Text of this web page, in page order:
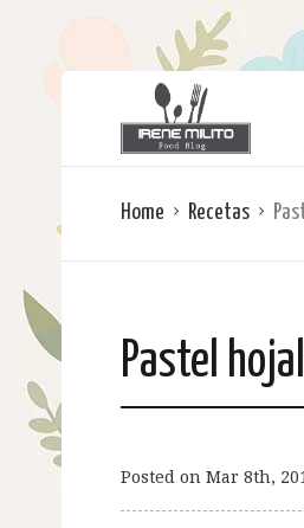
Home Recetas
Pastel
Posted on Mar 8th,